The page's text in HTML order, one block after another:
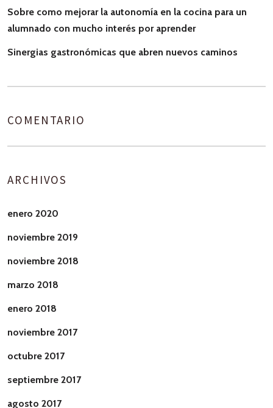
Sobre como mejorar la autonomía en la cocina para un
alumnado con mucho interés por aprender
Sinergias gastronómicas que abren nuevos caminos
COMENTARIO
ARCHIVOS
enero 2020
noviembre 2019
noviembre 2018
marzo 2018
enero 2018
noviembre 2017
octubre 2017
septiembre 2017
agosto 2017